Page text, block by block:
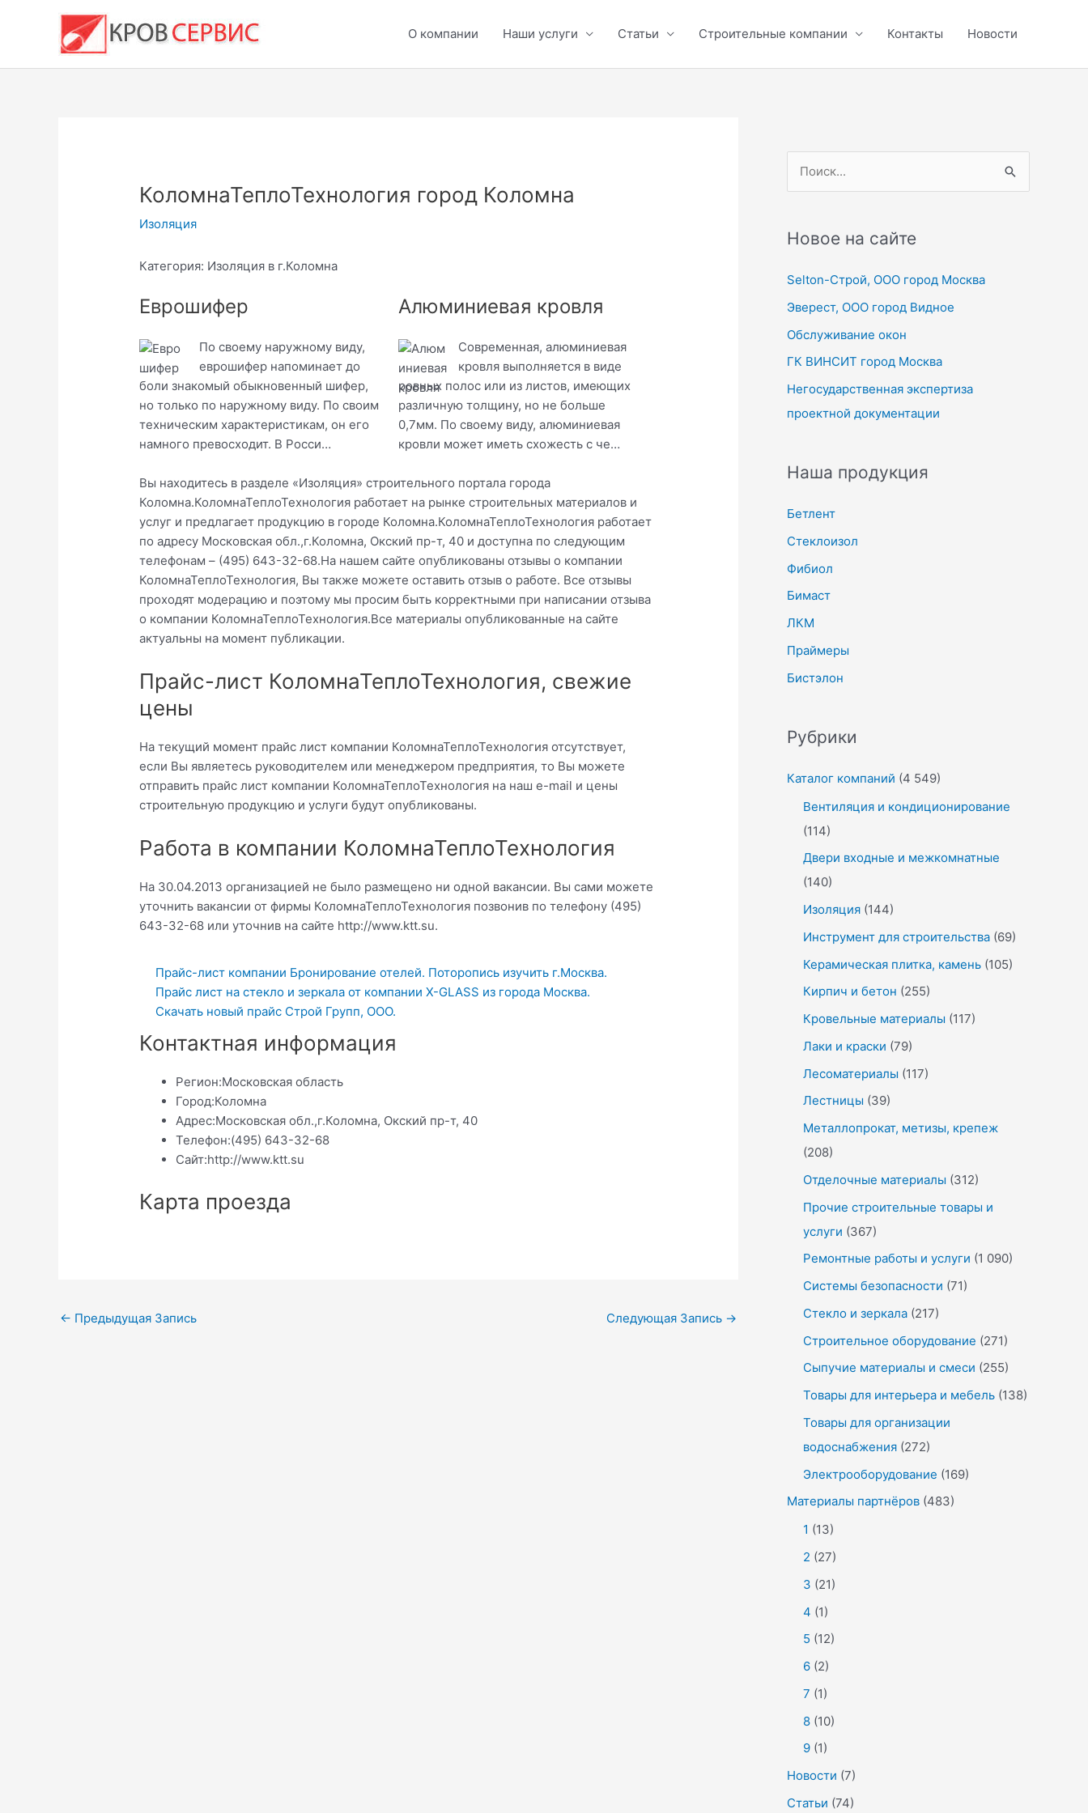
содержимому
О компании Наши услуги Статьи Строительные компании Контакты Новости
КоломнаТеплоТехнология город Коломна
Изоляция
Категория: Изоляция в г.Коломна
Еврошифер
По своему наружному виду,
еврошифер напоминает до
боли знакомый обыкновенный шифер,
но только по наружному виду. По своим
техническим характеристикам, он его
намного превосходит. В Росси…
Алюминиевая кровля
Современная, алюминиевая
кровля выполняется в виде
ровных полос или из листов, имеющих
различную толщину, но не больше
0,7мм. По своему виду, алюминиевая
кровли может иметь схожесть с че…
Вы находитесь в разделе «Изоляция» строительного портала города
Коломна.КоломнаТеплоТехнология работает на рынке строительных материалов и
услуг и предлагает продукцию в городе Коломна.КоломнаТеплоТехнология работает
по адресу Московская обл.,г.Коломна, Окский пр-т, 40 и доступна по следующим
телефонам – (495) 643-32-68.На нашем сайте опубликованы отзывы о компании
КоломнаТеплоТехнология, Вы также можете оставить отзыв о работе. Все отзывы
проходят модерацию и поэтому мы просим быть корректными при написании отзыва
о компании КоломнаТеплоТехнология.Все материалы опубликованные на сайте
актуальны на момент публикации.
Прайс-лист КоломнаТеплоТехнология, свежие
цены
На текущий момент прайс лист компании КоломнаТеплоТехнология отсутствует,
если Вы являетесь руководителем или менеджером предприятия, то Вы можете
отправить прайс лист компании КоломнаТеплоТехнология на наш e-mail и цены
строительную продукцию и услуги будут опубликованы.
Работа в компании КоломнаТеплоТехнология
На 30.04.2013 организацией не было размещено ни одной вакансии. Вы сами можете
уточнить вакансии от фирмы КоломнаТеплоТехнология позвонив по телефону (495)
643-32-68 или уточнив на сайте http://www.ktt.su.
Прайс-лист компании Бронирование отелей. Поторопись изучить г.Москва.
Прайс лист на стекло и зеркала от компании X-GLASS из города Москва.
Скачать новый прайс Строй Групп, ООО.
Контактная информация
Регион:Московская область
Город:Коломна
Адрес:Московская обл.,г.Коломна, Окский пр-т, 40
Телефон:(495) 643-32-68
Сайт:http://www.ktt.su
Карта проезда
Навигация
← Предыдущая Запись Следующая Запись →
с
:
Новое на сайте
Selton-Строй, OOO город Москва
Эверест, ООО город Видное
Обслуживание окон
ГК ВИНСИТ город Москва
Негосударственная экспертиза
проектной документации
Наша продукция
Бетлент
Стеклоизол
Фибиол
Бимаст
ЛКМ
Праймеры
Бистэлон
Рубрики
Каталог компаний (4 549)
Вентиляция и кондиционирование
(114)
Двери входные и межкомнатные
(140)
Изоляция (144)
Инструмент для строительства (69)
Керамическая плитка, камень (105)
Кирпич и бетон (255)
Кровельные материалы (117)
Лаки и краски (79)
Лесоматериалы (117)
Лестницы (39)
Металлопрокат, метизы, крепеж
(208)
Отделочные материалы (312)
Прочие строительные товары и
услуги (367)
Ремонтные работы и услуги (1 090)
Системы безопасности (71)
Стекло и зеркала (217)
Строительное оборудование (271)
Сыпучие материалы и смеси (255)
Товары для интерьера и мебель (138)
Товары для организации
водоснабжения (272)
Электрооборудование (169)
Материалы партнёров (483)
1 (13)
2 (27)
3 (21)
4 (1)
5 (12)
6 (2)
7 (1)
8 (10)
9 (1)
Новости (7)
Статьи (74)